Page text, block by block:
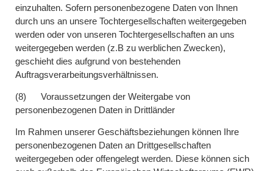
einzuhalten. Sofern personenbezogene Daten von Ihnen
durch uns an unsere Tochtergesellschaften weitergegeben
werden oder von unseren Tochtergesellschaften an uns
weitergegeben werden (z.B zu werblichen Zwecken),
geschieht dies aufgrund von bestehenden
Auftragsverarbeitungsverhältnissen.
(8) Voraussetzungen der Weitergabe von
personenbezogenen Daten in Drittländer
Im Rahmen unserer Geschäftsbeziehungen können Ihre
personenbezogenen Daten an Drittgesellschaften
weitergegeben oder offengelegt werden. Diese können sich